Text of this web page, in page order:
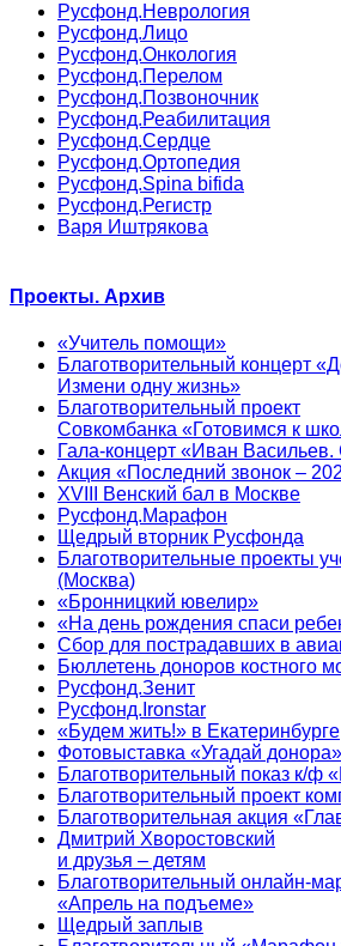
Русфонд.Неврология
Русфонд.Лицо
Русфонд.Онкология
Русфонд.Перелом
Русфонд.Позвоночник
Русфонд.Реабилитация
Русфонд.Сердце
Русфонд.Ортопедия
Русфонд.Spina bifida
Русфонд.Регистр
Варя Иштрякова
Проекты. Архив
«Учитель помощи»
Благотворительный концерт
Измени одну жизнь»
Благотворительный проект
Совкомбанка «Готовимся к
Гала-концерт «Иван
Акция «Последний звонок –
XVIII Венский бал в Москве
Русфонд.Марафон
Щедрый вторник Русфонда
Благотворительные проекты
(Москва)
«Бронницкий ювелир»
«На день рождения спаси
Сбор для пострадавших в
Бюллетень доноров костного
Русфонд.Зенит
Русфонд.Ironstar
«Будем жить!» в Екатеринбурге
Фотовыставка «Угадай донора»
Благотворительный показ к/ф
Благотворительный проект
Благотворительная акция
Дмитрий Хворостовский
и друзья – детям
Благотворительный
«Апрель на подъеме»
Щедрый заплыв